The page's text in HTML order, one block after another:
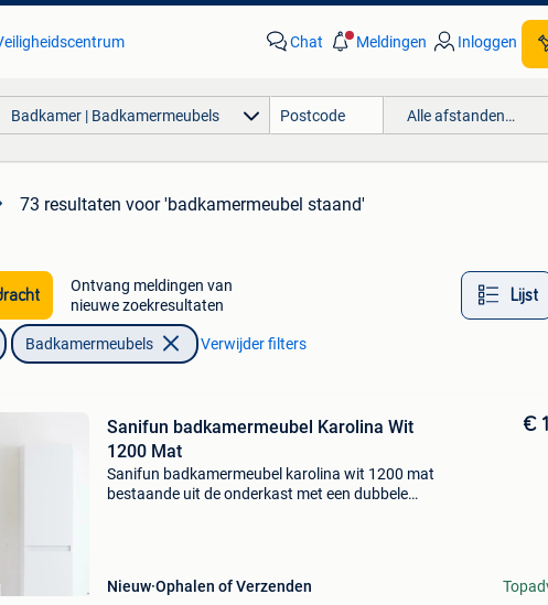
Chat Meldingen Inloggen
Badkamer | Badkamermeubels Alle afstanden…
73 resultaten voor 'badkamermeubel staand'
Ontvang meldingen van
nieuwe zoekresultaten
Lijst
Badkamermeubels Verwijder filters
Sanifun badkamermeubel Karolina Wit
1200 Mat
Sanifun badkamermeubel karolina wit 1200 mat
bestaande uit de onderkast met een dubbele
Nieuw Ophalen of Verzenden
€